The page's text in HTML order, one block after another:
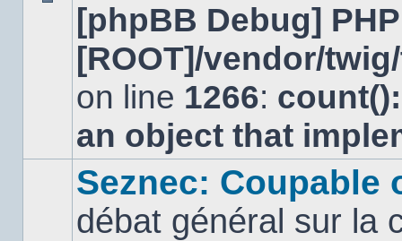
Aucun
message
non
[phpBB Debug]
[ROOT]/vendor/
on line 1266:
an object that
Seznec: Coupable
débat général sur la